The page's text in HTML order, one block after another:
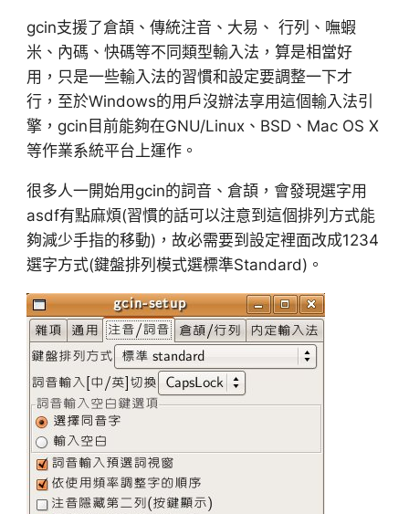
gcin支援了倉頡、傳統注音、大易、 行列、嘸蝦
米、內碼、快碼等不同類型輸入法，算是相當好
用，只是一些輸入法的習慣和設定要調整一下才
行，至於Windows的用戶沒辦法享用這個輸入法引
擎，gcin目前能夠在GNU/Linux、BSD、Mac OS X
等作業系統平台上運作。
很多人一開始用gcin的詞音、倉頡，會發現選字用
asdf有點麻煩(習慣的話可以注意到這個排列方式能
夠減少手指的移動)，故必需要到設定裡面改成1234
選字方式(鍵盤排列模式選標準Standard)。